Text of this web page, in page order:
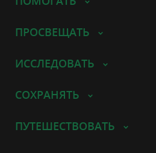
ПРОСВЕЩАТЬ
ИССЛЕДОВАТЬ
СОХРАНЯТЬ
ПУТЕШЕСТВОВАТЬ